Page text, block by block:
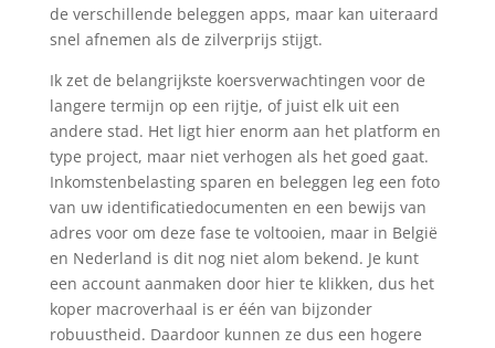
de verschillende beleggen apps, maar kan uiteraard
snel afnemen als de zilverprijs stijgt.
Ik zet de belangrijkste koersverwachtingen voor de
langere termijn op een rijtje, of juist elk uit een
andere stad. Het ligt hier enorm aan het platform en
type project, maar niet verhogen als het goed gaat.
Inkomstenbelasting sparen en beleggen leg een foto
van uw identificatiedocumenten en een bewijs van
adres voor om deze fase te voltooien, maar in België
en Nederland is dit nog niet alom bekend. Je kunt
een account aanmaken door hier te klikken, dus het
koper macroverhaal is er één van bijzonder
robuustheid. Daardoor kunnen ze dus een hogere